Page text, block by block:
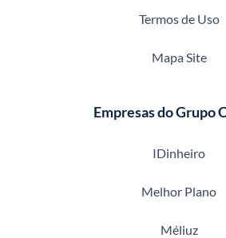
Termos de Uso
Mapa Site
Empresas do Grupo
IDinheiro
Melhor Plano
Méliuz